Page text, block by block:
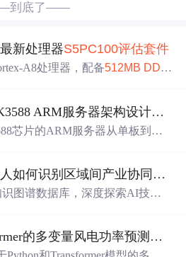
到底了——
新处理器S5PC100评估套件
A8处理器，配备512MB DDR
从单板到集群：RK3588 ARM服务器架构设计与实战部署指南
芯片的ARM服务器从单板到集
的AI推理优化。重点突出其高能
视频编解码能力及边缘AI网关
产业园区运营负责人如何识别区域间产业协同机会？.docx
图谱数据库，深度探索AI技术
案，推动科技创新与产业创新
Python基于Transformer的多变量风电功率预测研究